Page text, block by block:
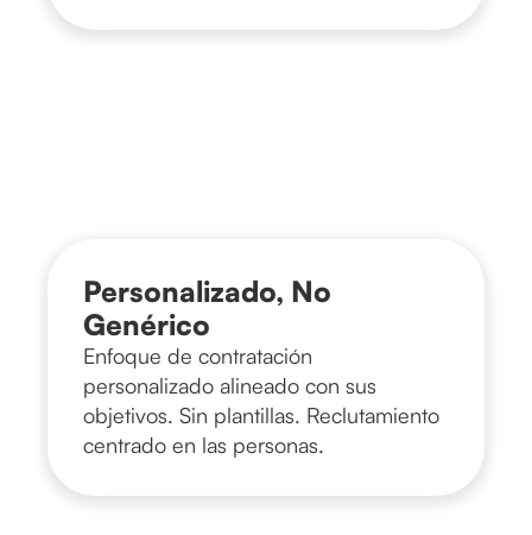
Personalizado, No
Genérico
Enfoque de contratación
personalizado alineado con sus
objetivos. Sin plantillas. Reclutamiento
centrado en las personas.